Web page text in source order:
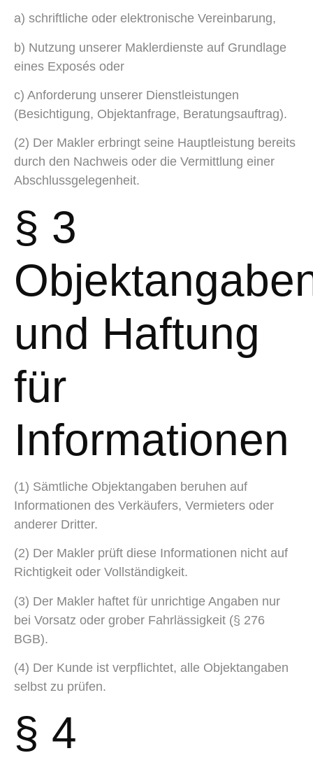
a) schriftliche oder elektronische Vereinbarung,
b) Nutzung unserer Maklerdienste auf Grundlage
eines Exposés oder
c) Anforderung unserer Dienstleistungen
(Besichtigung, Objektanfrage, Beratungsauftrag).
(2) Der Makler erbringt seine Hauptleistung bereits
durch den Nachweis oder die Vermittlung einer
Abschlussgelegenheit.
§ 3
und Haftung
für
Informationen
(1) Sämtliche Objektangaben beruhen auf
Informationen des Verkäufers, Vermieters oder
anderer Dritter.
(2) Der Makler prüft diese Informationen nicht auf
Richtigkeit oder Vollständigkeit.
(3) Der Makler haftet für unrichtige Angaben nur
bei Vorsatz oder grober Fahrlässigkeit (§ 276
BGB).
(4) Der Kunde ist verpflichtet, alle Objektangaben
selbst zu prüfen.
§ 4